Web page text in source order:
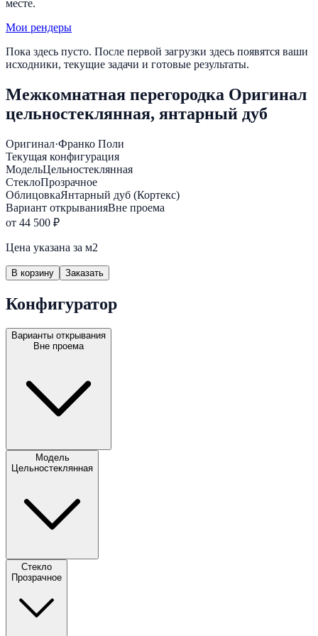
месте.
Мои рендеры
Пока здесь пусто. После первой загрузки здесь появятся ваши
исходники, текущие задачи и готовые результаты.
Межкомнатная перегородка Оригинал
цельностеклянная, янтарный дуб
Оригинал·Франко Поли
Текущая конфигурация
МодельЦельностеклянная
СтеклоПрозрачное
ОблицовкаЯнтарный дуб (Кортекс)
Вариант открыванияВне проема
от 44 500 ₽
Цена указана за м2
В корзину Заказать
Конфигуратор
Варианты открывания
Вне проема
Модель
Цельностеклянная
Стекло
Прозрачное